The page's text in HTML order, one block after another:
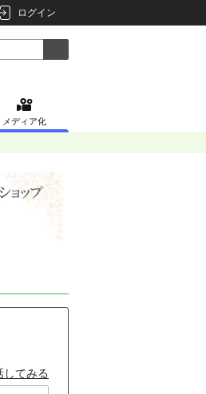
ログイン
メディア化
してみる